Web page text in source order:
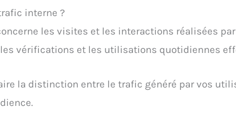
interne ?
les visites et les interactions réalisées
vérifications et les utilisations quotidiennes
la distinction entre le trafic généré par vos